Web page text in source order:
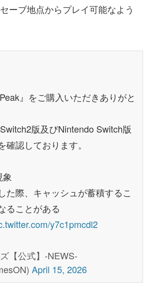
ーブ地点からプレイ可能なよう
』をご購入いただきありがと
版及びNintendo Switch版
確認しております。
象
際、キャッシュが蓄積するこ
ることがある
y7c1pmcdl2
【公式】-NEWS-
April 15, 2026